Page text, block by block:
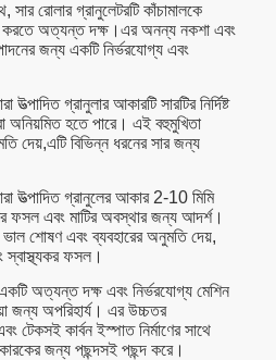
রোলার গ্রানুলেটরটি কাঁচামালকে
করতে অত্যন্ত দক্ষ।এর অনন্য নকশা এবং
জন্য একটি নির্ভরযোগ্য এবং
গ্রানুলার আকারটি সারটির নির্দিষ্ট
অনিয়মিত হতে পারে। এই বহুমুখিতা
দেয়,এটি বিভিন্ন ধরনের সার জন্য
গ্রানুলের আকার 2-10 মিমি
ফসল এবং মাটির অবস্থার জন্য আদর্শ।
ভাল শোষণ এবং ব্যবহারের অনুমতি দেয়,
ফসল।
অত্যন্ত দক্ষ এবং নির্ভরযোগ্য মেশিন
জন্য অপরিহার্য। এর উচ্চতর
টেকসই কার্বন ইস্পাত নির্মাণের সাথে
জন্য পছন্দসই পছন্দ করে।